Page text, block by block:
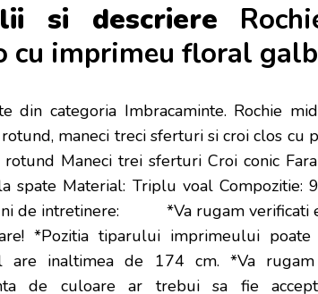
si descriere
cu imprimeu floral
din categoria Imbracaminte. Rochie
maneci treci sferturi si croi clos cu
Maneci trei sferturi Croi conic
spate Material: Triplu voal Compozitie:
de intretinere: *Va rugam verificati
*Pozitia tiparului imprimeului
are inaltimea de 174 cm. *Va
de culoare ar trebui sa fie